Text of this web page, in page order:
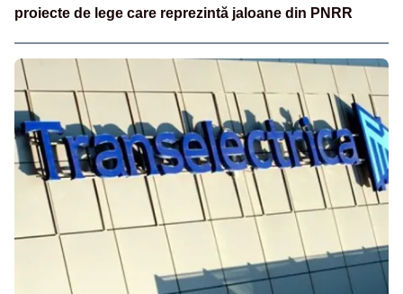
proiecte de lege care reprezintă jaloane din PNRR